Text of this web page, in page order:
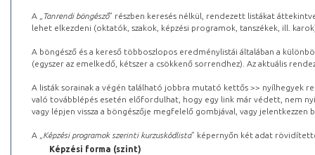
A „ Tanrendi böngésző” részben keresés nélkül, rendezett listákat
lehet elkezdeni (oktatók, szakok, képzési programok, tanszékek, ill.
A böngésző és a kereső többoszlopos eredménylistái általában a
(egyszer az emelkedő, kétszer a csökkenő sorrendhez). Az aktuális
A listák sorainak a végén található jobbra mutató kettős >> nyílhegyek
való továbblépés esetén előfordulhat, hogy egy link már védett, nem
vagy lépjen vissza a böngészője megfelelő gombjával, vagy
A „ Képzési programok szerinti kurzuskódlista” képernyőn két adat
Képzési forma (szint)